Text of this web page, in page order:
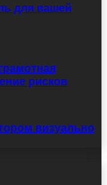
для вашей
рисков
визуально